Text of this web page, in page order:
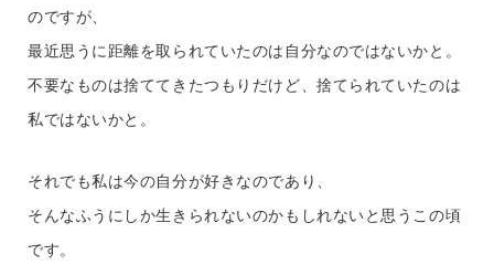
のですが、
最近思うに距離を取られていたのは自分なのではないかと。
不要なものは捨ててきたつもりだけど、捨てられていたのは
私ではないかと。
それでも私は今の自分が好きなのであり、
そんなふうにしか生きられないのかもしれないと思うこの頃
です。